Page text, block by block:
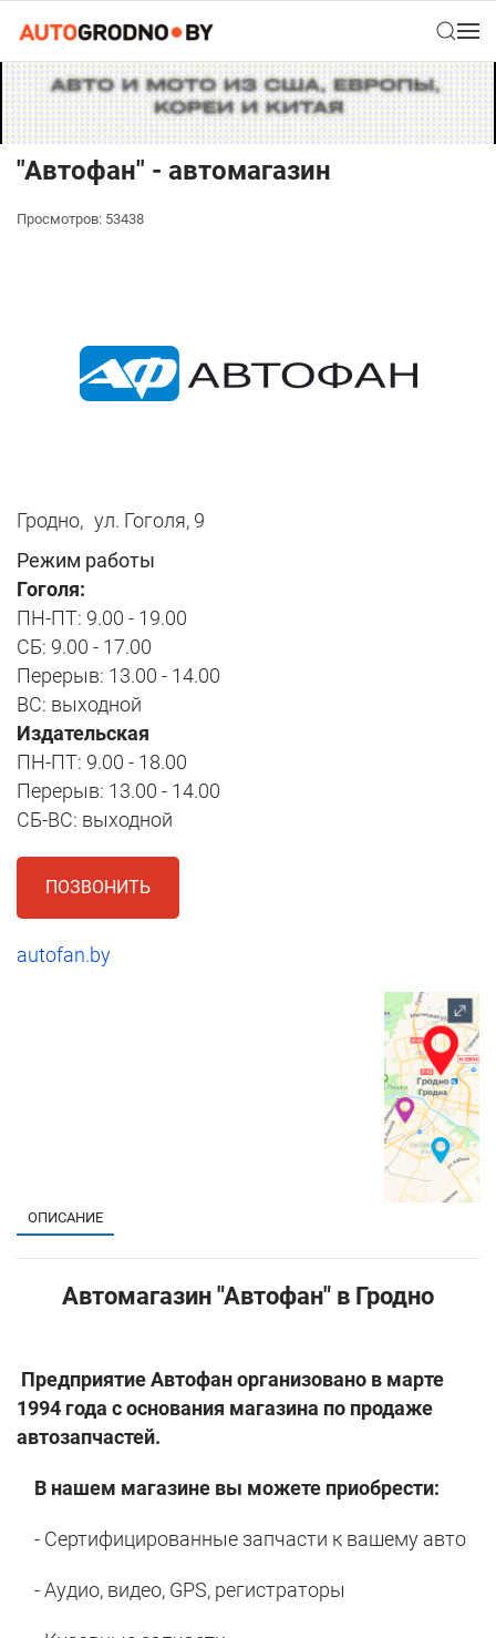
"Автофан" - автомагазин
Просмотров: 53438
Гродно, ул. Гоголя, 9
Режим работы
Гоголя:
ПН-ПТ: 9.00 - 19.00
СБ: 9.00 - 17.00
Перерыв: 13.00 - 14.00
ВС: выходной
Издательская
ПН-ПТ: 9.00 - 18.00
Перерыв: 13.00 - 14.00
СБ-ВС: выходной
ПОЗВОНИТЬ
autofan.by
ОПИСАНИЕ
Автомагазин "Автофан" в Гродно
Предприятие Автофан организовано в марте
1994 года с основания магазина по продаже
автозапчастей.
В нашем магазине вы можете приобрести:
- Сертифицированные запчасти к вашему авто
- Аудио, видео, GPS, регистраторы